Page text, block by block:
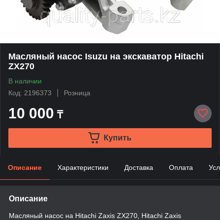
Масляный насос Isuzu на экскаватор Hitachi
ZX270
В наличии
Код: 2196373
Розница
10 000 ₸
Купить
Описание Характеристики Доставка Оплата
Описание
Масляный насос на Hitachi Zaxis ZX270, Hitachi Zaxis